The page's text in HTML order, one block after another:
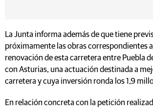
La Junta informa además de que tiene
próximamente las obras correspondientes
renovación de esta carretera entre Puebla
con Asturias, una actuación destinada a
carretera y cuya inversión ronda los 1,9
En relación concreta con la petición